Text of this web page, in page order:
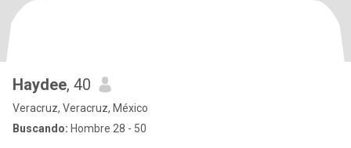
Haydee, 40
Veracruz, Veracruz, México
Buscando: Hombre 28 - 50